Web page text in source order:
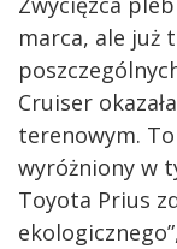
marca, ale
Cruiser
terenowym.
wyróżniony w
Toyota Prius